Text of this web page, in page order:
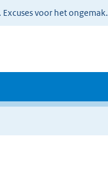
voor het ongemak.